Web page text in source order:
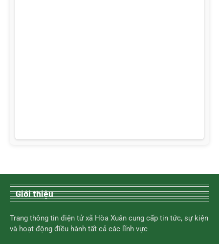
Giới thiệu
Trang thông tin điện tử xã Hòa Xuân cung cấp tin tức, sự kiện
và hoạt động điều hành tất cả các lĩnh vực